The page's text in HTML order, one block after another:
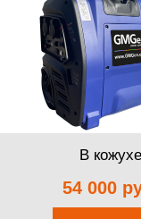
В кожухе
54 000